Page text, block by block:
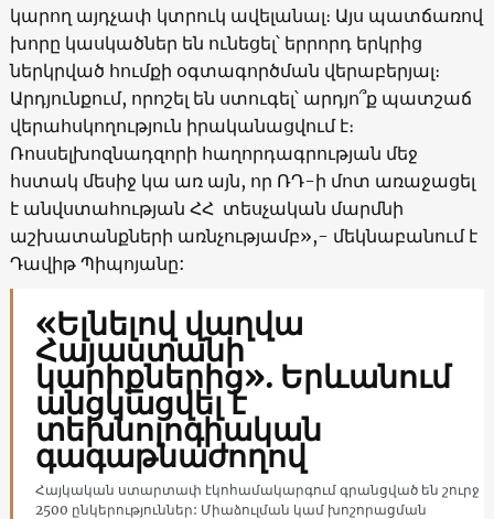
կարող այդչափ կտրուկ ավելանալ։ Այս պատճառով
խորը կասկածներ են ունեցել՝ երրորդ երկրից
ներկրված հումքի օգտագործման վերաբերյալ։
Արդյունքում, որոշել են ստուգել՝ արդյո՞ք պատշաճ
վերահսկողություն իրականացվում է։
Ռոսսելխոզնադզորի հաղորդագրության մեջ
հստակ մեսիջ կա առ այն, որ ՌԴ-ի մոտ առաջացել
է անվստահության ՀՀ տեսչական մարմնի
աշխատանքների առնչությամբ»,- մեկնաբանում է
Դավիթ Պիպոյանը:
«Ելնելով վաղվա
Հայաստանի
կարիքներից». Երևանում
անցկացվել է
տեխնոլոգիական
գագաթնաժողով
Հայկական ստարտափ էկոհամակարգում գրանցված են շուրջ
2500 ընկերություններ: Միաձուլման կամ խոշորացման